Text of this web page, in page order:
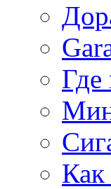
Где
Как